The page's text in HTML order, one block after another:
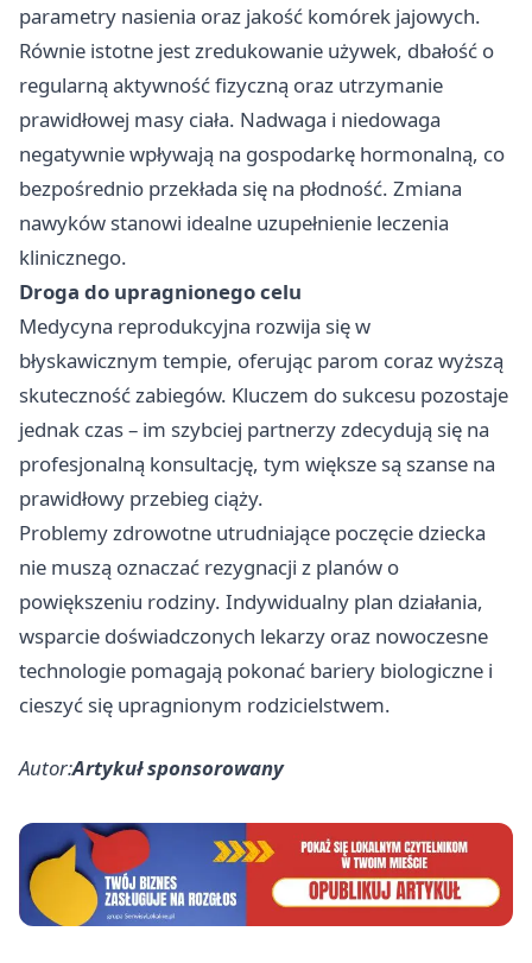
parametry nasienia oraz jakość komórek jajowych.
Równie istotne jest zredukowanie używek, dbałość o
regularną aktywność fizyczną oraz utrzymanie
prawidłowej masy ciała. Nadwaga i niedowaga
negatywnie wpływają na gospodarkę hormonalną, co
bezpośrednio przekłada się na płodność. Zmiana
nawyków stanowi idealne uzupełnienie leczenia
klinicznego.
Droga do upragnionego celu
Medycyna reprodukcyjna rozwija się w
błyskawicznym tempie, oferując parom coraz wyższą
skuteczność zabiegów. Kluczem do sukcesu pozostaje
jednak czas – im szybciej partnerzy zdecydują się na
profesjonalną konsultację, tym większe są szanse na
prawidłowy przebieg ciąży.
Problemy zdrowotne utrudniające poczęcie dziecka
nie muszą oznaczać rezygnacji z planów o
powiększeniu rodziny. Indywidualny plan działania,
wsparcie doświadczonych lekarzy oraz nowoczesne
technologie pomagają pokonać bariery biologiczne i
cieszyć się upragnionym rodzicielstwem.
Autor:Artykuł sponsorowany